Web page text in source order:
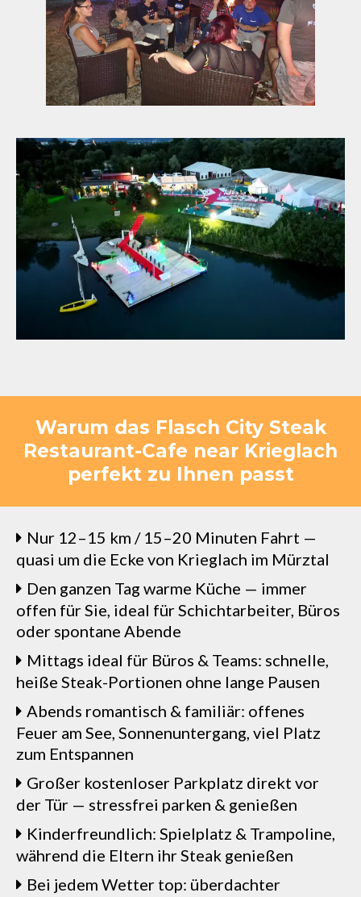
Warum das Flasch City Steak
Restaurant-Cafe near Krieglach
perfekt zu Ihnen passt
Nur 12–15 km / 15–20 Minuten Fahrt —
quasi um die Ecke von Krieglach im Mürztal
Den ganzen Tag warme Küche — immer
offen für Sie, ideal für Schichtarbeiter, Büros
oder spontane Abende
Mittags ideal für Büros & Teams: schnelle,
heiße Steak-Portionen ohne lange Pausen
Abends romantisch & familiär: offenes
Feuer am See, Sonnenuntergang, viel Platz
zum Entspannen
Großer kostenloser Parkplatz direkt vor
der Tür — stressfrei parken & genießen
Kinderfreundlich: Spielplatz & Trampoline,
während die Eltern ihr Steak genießen
Bei jedem Wetter top: überdachter